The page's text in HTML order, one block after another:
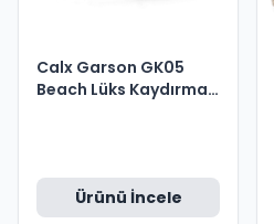
Calx Garson GK05
Beach Lüks Kaydırmaz
Ürünü İncele